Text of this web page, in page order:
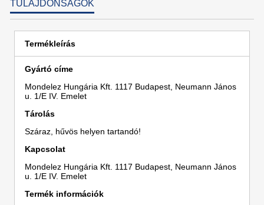
TULAJDONSÁGOK
Termékleírás
Gyártó címe
Mondelez Hungária Kft. 1117 Budapest, Neumann János
u. 1/E IV. Emelet
Tárolás
Száraz, hűvös helyen tartandó!
Kapcsolat
Mondelez Hungária Kft. 1117 Budapest, Neumann János
u. 1/E IV. Emelet
Termék információk